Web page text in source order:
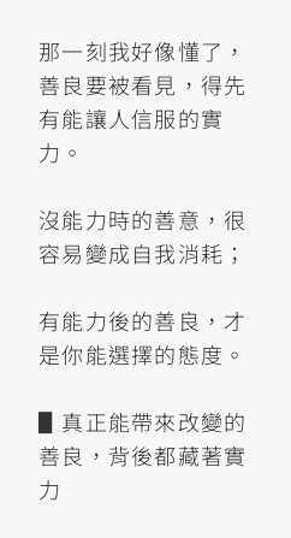
那一刻我好像懂了，
善良要被看見，得先
有能讓人信服的實
力。
沒能力時的善意，很
容易變成自我消耗；
有能力後的善良，才
是你能選擇的態度。
▋真正能帶來改變的
善良，背後都藏著實
力